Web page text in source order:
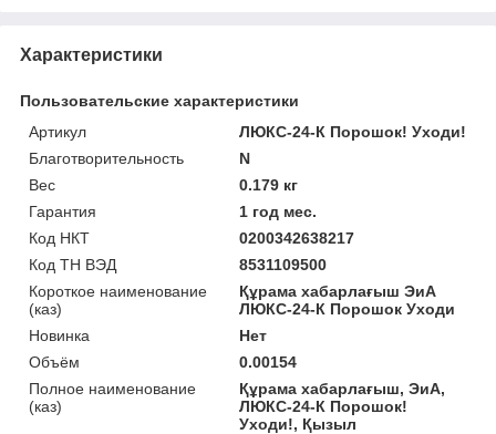
Характеристики
Пользовательские характеристики
Артикул
ЛЮКС-24-К Порошок! Уходи!
Благотворительность
N
Вес
0.179 кг
Гарантия
1 год мес.
Код НКТ
0200342638217
Код ТН ВЭД
8531109500
Короткое наименование
(каз)
Құрама хабарлағыш ЭиА
ЛЮКС-24-К Порошок Уходи
Новинка
Нет
Объём
0.00154
Полное наименование
(каз)
Құрама хабарлағыш, ЭиА,
ЛЮКС-24-К Порошок!
Уходи!, Қызыл